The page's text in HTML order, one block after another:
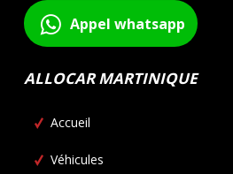
Appel whatsapp
ALLOCAR MARTINIQUE
Accueil
Véhicules